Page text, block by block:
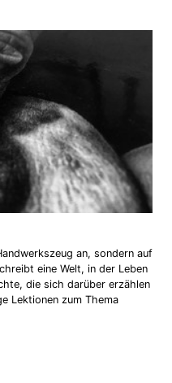
an, sondern auf
eine Welt, in der Leben
die sich darüber erzählen
Lektionen zum Thema